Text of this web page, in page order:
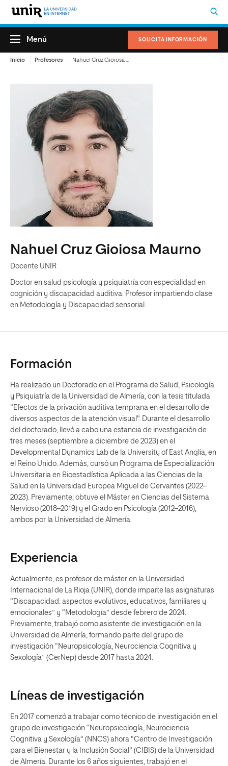
SOLICITA INFORMACIÓN
Menú
Inicio Profesores
Nahuel Cruz Gioiosa Maurno
Docente UNIR
Doctor en salud psicología y psiquiatría con especialidad en
cognición y discapacidad auditiva. Profesor impartiendo clase
en Metodología y Discapacidad sensorial.
Formación
Ha realizado un Doctorado en el Programa de Salud, Psicología
y Psiquiatría de la Universidad de Almería, con la tesis titulada
"Efectos de la privación auditiva temprana en el desarrollo de
diversos aspectos de la atención visual". Durante el desarrollo
del doctorado, llevó a cabo una estancia de investigación de
tres meses (septiembre a diciembre de 2023) en el
Developmental Dynamics Lab de la University of East Anglia, en
el Reino Unido. Además, cursó un Programa de Especialización
Universitaria en Bioestadística Aplicada a las Ciencias de la
Salud en la Universidad Europea Miguel de Cervantes (2022–
2023). Previamente, obtuve el Máster en Ciencias del Sistema
Nervioso (2018–2019) y el Grado en Psicología (2012–2016),
ambos por la Universidad de Almería.
Experiencia
Actualmente, es profesor de máster en la Universidad
Internacional de La Rioja (UNIR), donde imparte las asignaturas
“Discapacidad: aspectos evolutivos, educativos, familiares y
emocionales” y “Metodología” desde febrero de 2024.
Previamente, trabajó como asistente de investigación en la
Universidad de Almería, formando parte del grupo de
investigación “Neuropsicología, Neurociencia Cognitiva y
Sexología” (CerNep) desde 2017 hasta 2024.
Líneas de investigación
En 2017 comenzó a trabajar como técnico de investigación en el
grupo de investigación “Neuropsicología, Neurociencia
Cognitiva y Sexología” (NNCS) ahora "Centro de Investigación
para el Bienestar y la Inclusión Social" (CIBIS) de la Universidad
de Almería. Durante los 6 años siguientes, trabajó en el